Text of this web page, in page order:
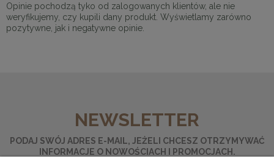
Opinie pochodzą tyko od zalogowanych klientów, ale nie
weryfikujemy, czy kupili dany produkt. Wyświetlamy zarówno
pozytywne, jak i negatywne opinie.
NEWSLETTER
PODAJ SWÓJ ADRES E-MAIL, JEŻELI CHCESZ OTRZYMYWAĆ
INFORMACJE O NOWOŚCIACH I PROMOCJACH.